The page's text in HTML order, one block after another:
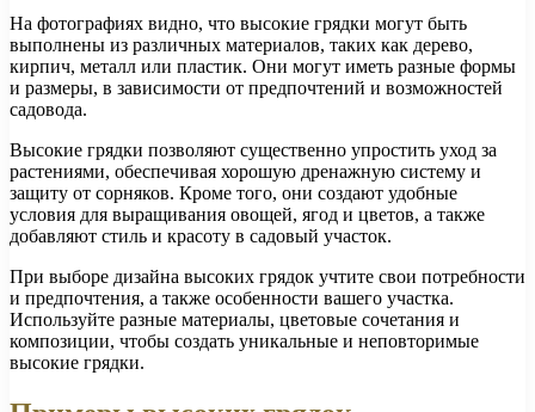
На фотографиях видно, что высокие грядки могут быть
выполнены из различных материалов, таких как дерево,
кирпич, металл или пластик. Они могут иметь разные формы
и размеры, в зависимости от предпочтений и возможностей
садовода.
Высокие грядки позволяют существенно упростить уход за
растениями, обеспечивая хорошую дренажную систему и
защиту от сорняков. Кроме того, они создают удобные
условия для выращивания овощей, ягод и цветов, а также
добавляют стиль и красоту в садовый участок.
При выборе дизайна высоких грядок учтите свои потребности
и предпочтения, а также особенности вашего участка.
Используйте разные материалы, цветовые сочетания и
композиции, чтобы создать уникальные и неповторимые
высокие грядки.